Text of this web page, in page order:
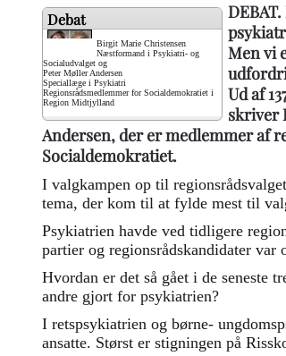
Debat
Birgit Marie Christensen
Næstformand i Psykiatri- og
Socialudvalget og
Peter Møller Andersen
Speciallæge i Psykiatri
Regionsrådsmedlemmer for Socialdemokratiet i
Region Midtjylland
Men vi
Ud af
skriver
Andersen, der er medlemmer af
Socialdemokratiet.
I valgkampen op til
tema, der kom til at fylde mest til
Psykiatrien havde ved tidligere
partier og regionsrådskandidater
Hvordan er det så gået i de seneste
andre gjort for psykiatrien?
I retspsykiatrien og børne-
ansatte. Størst er stigningen på